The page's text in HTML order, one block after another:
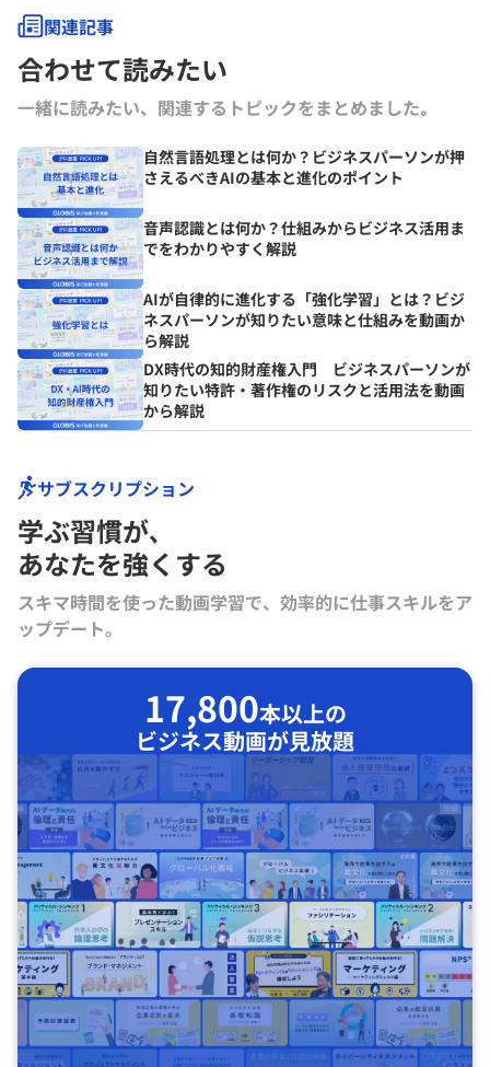
関連記事
合わせて読みたい
一緒に読みたい、関連するトピックをまとめました｡
自然言語処理とは何か？ビジネスパーソンが押
さえるべきAIの基本と進化のポイント
音声認識とは何か？仕組みからビジネス活用ま
でをわかりやすく解説
AIが自律的に進化する「強化学習」とは？ビジ
ネスパーソンが知りたい意味と仕組みを動画か
ら解説
DX時代の知的財産権入門 ビジネスパーソンが
知りたい特許・著作権のリスクと活用法を動画
から解説
サブスクリプション
学ぶ習慣が､
あなたを強くする
スキマ時間を使った動画学習で、効率的に仕事スキルをア
ップデート。
17,800本以上の
ビジネス動画が見放題